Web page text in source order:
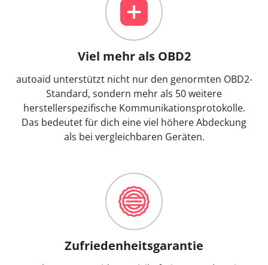
Viel mehr als OBD2
autoaid unterstützt nicht nur den genormten OBD2-
Standard, sondern mehr als 50 weitere
herstellerspezifische Kommunikationsprotokolle.
Das bedeutet für dich eine viel höhere Abdeckung
als bei vergleichbaren Geräten.
Zufriedenheitsgarantie